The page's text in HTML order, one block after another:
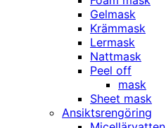
Gelmask
Krämmask
Lermask
Nattmask
Peel off
mask
Sheet mask
Ansiktsrengöring